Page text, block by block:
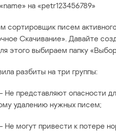
на «petr123456789»
сортировщик писем
Скачивание». Давайте
этого выбираем папку
разбиты на три группы:
представляют опасности
удалению нужных писем;
могут привести к потере